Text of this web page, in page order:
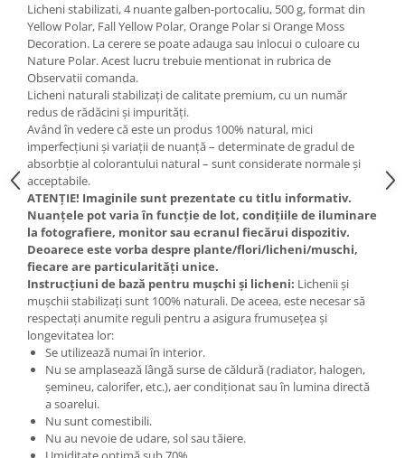
Licheni stabilizati, 4 nuante galben-portocaliu, 500 g, format din
Yellow Polar, Fall Yellow Polar, Orange Polar si Orange Moss
Decoration. La cerere se poate adauga sau inlocui o culoare cu
Nature Polar. Acest lucru trebuie mentionat in rubrica de
Observatii comanda.
Licheni naturali stabilizați de calitate premium, cu un număr
redus de rădăcini și impurități.
Având în vedere că este un produs 100% natural, mici
imperfecțiuni și variații de nuanță – determinate de gradul de
absorbție al colorantului natural – sunt considerate normale și
acceptabile.
ATENȚIE! Imaginile sunt prezentate cu titlu informativ.
Nuanțele pot varia în funcție de lot, condițiile de iluminare
la fotografiere, monitor sau ecranul fiecărui dispozitiv.
Deoarece este vorba despre plante/flori/licheni/muschi,
fiecare are particularități unice.
Instrucțiuni de bază pentru mușchi și licheni: Lichenii și
mușchii stabilizați sunt 100% naturali. De aceea, este necesar să
respectați anumite reguli pentru a asigura frumusețea și
longevitatea lor:
Se utilizează numai în interior.
Nu se amplasează lângă surse de căldură (radiator, halogen,
șemineu, calorifer, etc.), aer condiționat sau în lumina directă
a soarelui.
Nu sunt comestibili.
Nu au nevoie de udare, sol sau tăiere.